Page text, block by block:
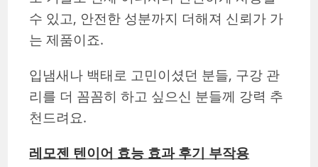
수 있고, 안전한 성분까지 더해져 신뢰가 가
는 제품이죠.
입냄새나 백태로 고민이셨던 분들, 구강 관
리를 더 꼼꼼히 하고 싶으신 분들께 강력 추
천드려요.
레모젠 텐이어 효능 효과 후기 부작용